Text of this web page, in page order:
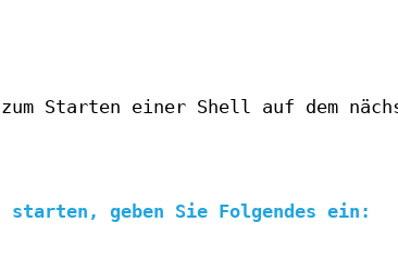
Starten einer Shell auf dem
starten, geben Sie Folgendes ein: